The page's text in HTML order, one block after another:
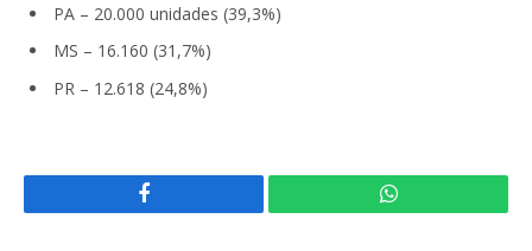
PA – 20.000 unidades (39,3%)
MS – 16.160 (31,7%)
PR – 12.618 (24,8%)
Facebook WhatsApp